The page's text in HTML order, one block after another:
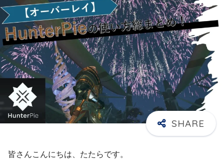
皆さんこんにちは、たたらです。